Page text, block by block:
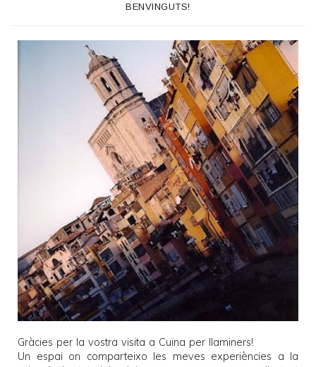
BENVINGUTS!
Gràcies per la vostra visita a Cuina per llaminers!
Un espai on comparteixo les meves experiències a la